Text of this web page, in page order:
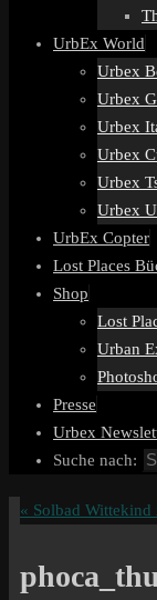
UrbEx World
Urbex
Urbex
Urbex
Urbex
Urbex
Urbex
UrbEx Copter
Lost Places
Shop
Lost
Urban
Presse
Urbex
Suche nach:
« Solbad Wittekind